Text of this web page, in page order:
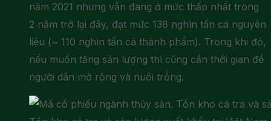
năm 2021 nhưng vẫn đang ở mức thấp nhất trong
2 năm trở lại đây, đạt mức 138 nghìn tấn cá nguyên
liệu (~ 110 nghìn tấn cá thành phẩm). Trong khi đó,
nếu muốn tăng sản lượng thì cũng cần thời gian để
người dân mở rộng và nuôi trồng.